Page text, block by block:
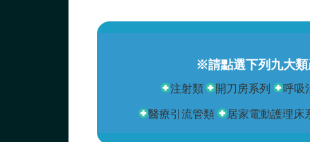
※請點選下列九大
注射類 開刀房系列 呼吸
醫療引流管類 居家電動護理床